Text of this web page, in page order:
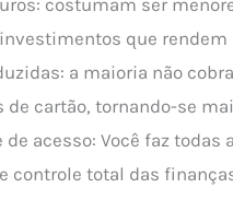
que rendem
a maioria não
de cartão, tornando-se
de acesso: Você faz
controle total das